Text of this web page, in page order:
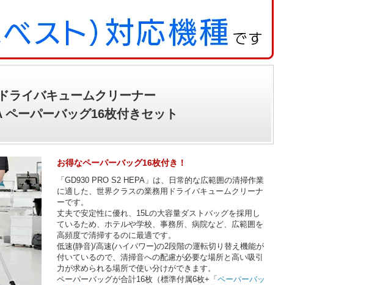
ライバキュームクリーナー
ーパーバッグ16枚付きセット
お得なペーパーバッグ16枚付き！
「GD930 PRO S2 HEPA」は、日常的な広範囲の清掃作業
に適した、世界クラスの業務用ドライバキュームクリーナ
ーです。
丈夫で安定性に優れ、15Lの大容量ダストバッグを採用し
ているため、ホテルや学校、事務所、病院など、広範囲を
高頻度で清掃するのに最適です。
低速(静音)/高速(ハイパワー)の2段階の運転切り替え機能が
付いているので、清掃音への配慮が必要な場所と高い吸引
力が求められる場所で使い分けができます。
ペーパーバッグが合計16枚（標準付属6枚+「 ペーパーバッ